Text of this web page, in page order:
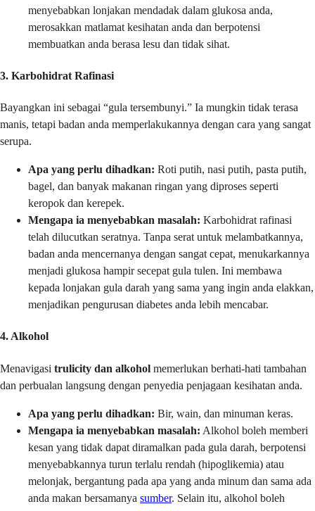
menyebabkan lonjakan mendadak dalam glukosa anda,
merosakkan matlamat kesihatan anda dan berpotensi
membuatkan anda berasa lesu dan tidak sihat.
3. Karbohidrat Rafinasi
Bayangkan ini sebagai “gula tersembunyi.” Ia mungkin tidak terasa
manis, tetapi badan anda memperlakukannya dengan cara yang sangat
serupa.
Apa yang perlu dihadkan: Roti putih, nasi putih, pasta putih,
bagel, dan banyak makanan ringan yang diproses seperti
keropok dan kerepek.
Mengapa ia menyebabkan masalah: Karbohidrat rafinasi
telah dilucutkan seratnya. Tanpa serat untuk melambatkannya,
badan anda mencernanya dengan sangat cepat, menukarkannya
menjadi glukosa hampir secepat gula tulen. Ini membawa
kepada lonjakan gula darah yang sama yang ingin anda elakkan,
menjadikan pengurusan diabetes anda lebih mencabar.
4. Alkohol
Menavigasi trulicity dan alkohol memerlukan berhati-hati tambahan
dan perbualan langsung dengan penyedia penjagaan kesihatan anda.
Apa yang perlu dihadkan: Bir, wain, dan minuman keras.
Mengapa ia menyebabkan masalah: Alkohol boleh memberi
kesan yang tidak dapat diramalkan pada gula darah, berpotensi
menyebabkannya turun terlalu rendah (hipoglikemia) atau
melonjak, bergantung pada apa yang anda minum dan sama ada
anda makan bersamanya sumber. Selain itu, alkohol boleh